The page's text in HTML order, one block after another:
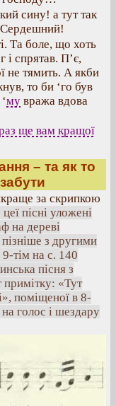
сину! а тут так
Сердешний!
Та боле, що хоть
і спрятав. П’є,
не тямить. А якби
то би ‘го був
му вража вдова
ще вам кращої
– та як то
за скрипкою
пісні уложені
на дереві
з другими
тім на с. 140
пісня з
примітку: «Тут
поміщеної в 8-
голос і шездару